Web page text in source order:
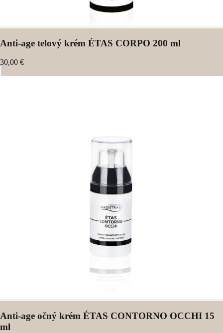
Anti-age telový krém ÉTAS CORPO 200 ml
30,00 €
Anti-age očný krém ÉTAS CONTORNO OCCHI 15
ml